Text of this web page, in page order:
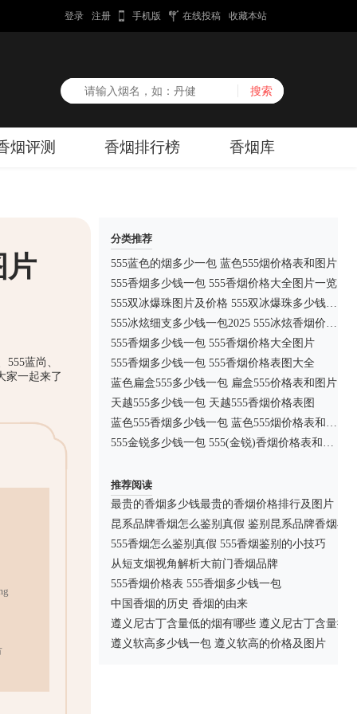
登录 注册 手机版 在线投稿 收藏本站
烟评测 香烟排行榜 香烟库
片
蓝尚、
家一起来了
分类推荐
555蓝色的烟多少一包 蓝色555烟价格表和图片
555香烟多少钱一包 555香烟价格大全图片一览
555双冰爆珠图片及价格 555双冰爆珠多少钱一包2025
555冰炫细支多少钱一包2025 555冰炫香烟价格及图片
555香烟多少钱一包 555香烟价格大全图片
555香烟多少钱一包 555香烟价格表图大全
蓝色扁盒555多少钱一包 扁盒555价格表和图片
天越555多少钱一包 天越555香烟价格表图
蓝色555香烟多少钱一包 蓝色555烟价格表和图片
555金锐多少钱一包 555(金锐)香烟价格表和图片
推荐阅读
最贵的香烟多少钱最贵的香烟价格排行及图片
昆系品牌香烟怎么鉴别真假 鉴别昆系品牌香烟小
555香烟怎么鉴别真假 555香烟鉴别的小技巧
从短支烟视角解析大前门香烟品牌
555香烟价格表 555香烟多少钱一包
中国香烟的历史 香烟的由来
遵义尼古丁含量低的烟有哪些 遵义尼古丁含量排
遵义软高多少钱一包 遵义软高的价格及图片